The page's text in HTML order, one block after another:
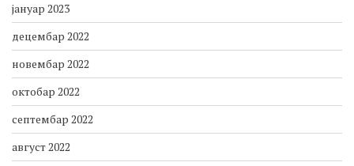
јануар 2023
децембар 2022
новембар 2022
октобар 2022
септембар 2022
август 2022